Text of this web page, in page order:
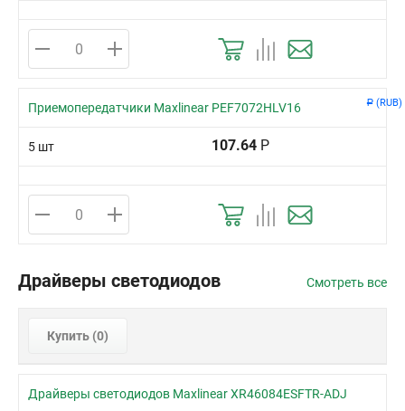
Р (RUB)
Приемопередатчики Maxlinear PEF7072HLV16
5 шт 107.64 Р
Драйверы светодиодов Смотреть все
Купить (0)
Драйверы светодиодов Maxlinear XR46084ESFTR-ADJ